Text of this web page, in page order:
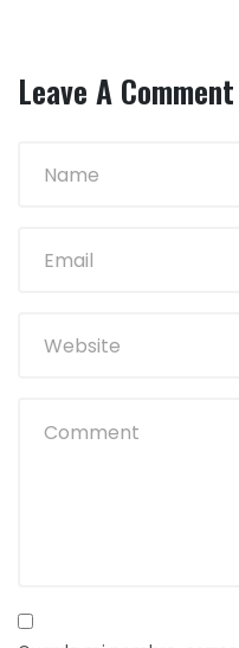
Leave A Comment